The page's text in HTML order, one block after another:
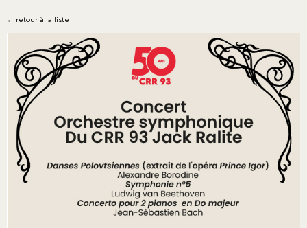
← retour à la liste